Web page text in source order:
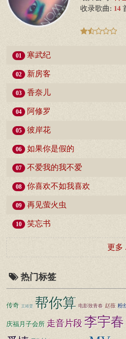
收录歌曲: 14
01 寒武纪
02 新房客
03 香奈儿
04 阿修罗
05 彼岸花
06 如果你是假的
07 不爱我的我不爱
08 你喜欢不如我喜欢
09 再见萤火虫
10 笑忘书
更多
热门标签
传奇 王靖雯 帮你算 电影致青春 赵薇 粉
庆福月子会所 走音片段 李宇春